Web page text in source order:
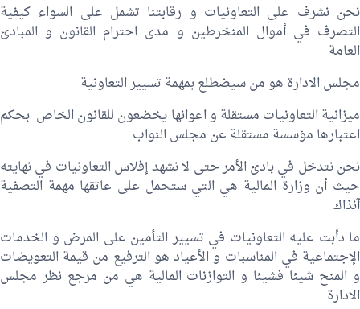
نحن نشرف على التعاونيات و رقابتنا تشمل على السواء كيفية
التصرف في أموال المنخرطين و مدى احترام القانون و المبادئ
العامة
مجلس الادارة هو من سيضطلع بمهمة تسيير التعاونية
ميزانية التعاونيات مستقلة و اعوانها يخضعون للقانون الخاص بحكم
اعتبارها مؤسسة مستقلة عن مجلس النواب
نحن نتدخل في بادئ الأمر حتى لا نشهد إفلاس التعاونيات في نهايته
حيث أن وزارة المالية هي التي ستحمل على عاتقها مهمة التصفية
آنذاك
ما دأبت عليه التعاونيات في تسيير التأمين على المرض و الخدمات
الإجتماعية في المناسبات و الأعياد هو الترفيع من قيمة التعويضات
و المنح شيئا فشيئا و التوازنات المالية هي من مرجع نظر مجلس
الادارة